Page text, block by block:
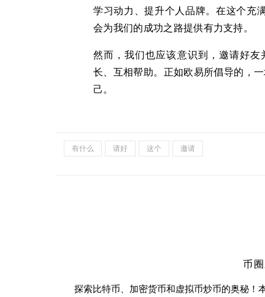
学习动力、提升个人品牌。在这个充
会为我们的成功之路提供有力支持。
然而，我们也应该意识到，邀请好
长、互相帮助。正如欧易所倡导的，
己。
有什么 请好 这个 邀请
币
探索比特币、加密货币和虚拟币炒币的奥秘！